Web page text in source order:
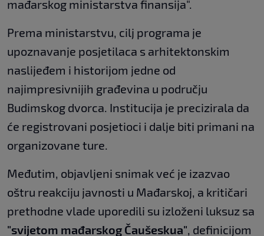
mađarskog ministarstva finansija".
Prema ministarstvu, cilj programa je
upoznavanje posjetilaca s arhitektonskim
naslijeđem i historijom jedne od
najimpresivnijih građevina u području
Budimskog dvorca. Institucija je precizirala da
će registrovani posjetioci i dalje biti primani na
organizovane ture.
Međutim, objavljeni snimak već je izazvao
oštru reakciju javnosti u Mađarskoj, a kritičari
prethodne vlade uporedili su izloženi luksuz sa
"svijetom mađarskog Čaušeskua", definicijom